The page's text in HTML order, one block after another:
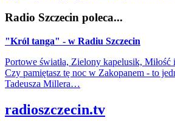
Radio Szczecin poleca...
"Król tanga" - w Radiu Szczecin
Portowe światła, Zielony kapelusik,
Czy pamiętasz tę noc w Zakopanem - to
Tadeusza Millera…
radioszczecin.tv